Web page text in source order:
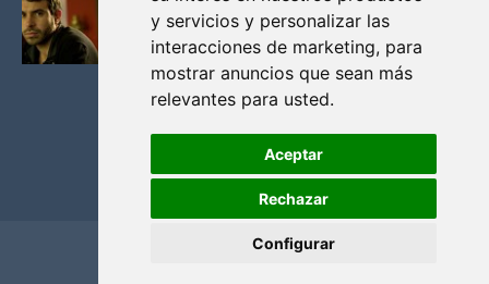
y servicios y personalizar las
interacciones de marketing, para
mostrar anuncios que sean más
relevantes para usted.
Aceptar
Rechazar
Configurar
LA CRITICA
Mayo 17, 2012
Privacidad y cookies
Contacto